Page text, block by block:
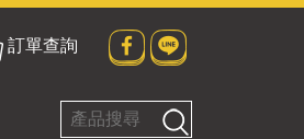
訂單查詢